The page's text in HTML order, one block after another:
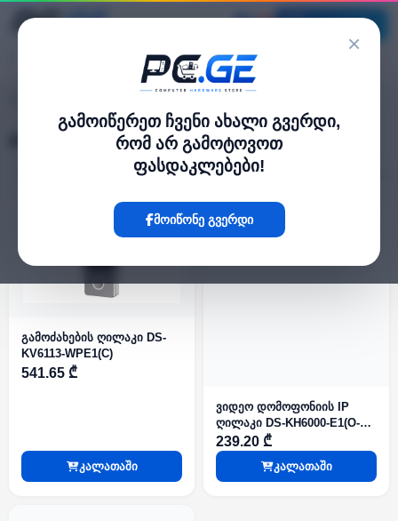
×
გამოიწერეთ ჩვენი ახალი გვერდი,
რომ არ გამოტოვოთ
ფასდაკლებები!
მოიწონე გვერდი
დომოფონის ღილაკი
3 პროდუქტი
გამოძახების ღილაკი DS-
KV6113-WPE1(C)
541.65 ₾
კალათაში
ვიდეო დომოფონიის IP
ღილაკი DS-KH6000-E1(O-
STD)
239.20 ₾
კალათაში